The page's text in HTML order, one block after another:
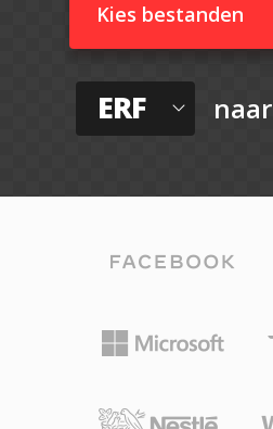
Kies bestanden
ERF naar